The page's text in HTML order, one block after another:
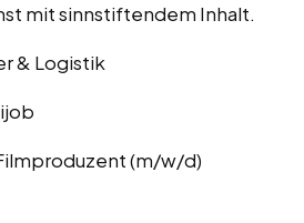
mit sinnstiftendem Inhalt.
& Logistik
(m/w/d)